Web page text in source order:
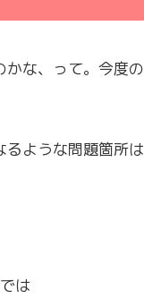
な、って。今度の
ような問題箇所は
は